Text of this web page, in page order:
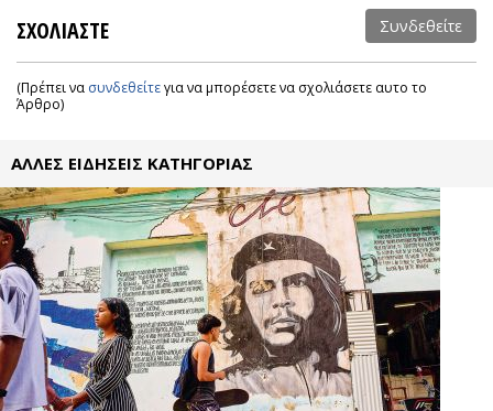
ΣΧΟΛΙΑΣΤΕ Συνδεθείτε
(Πρέπει να συνδεθείτεγια να μπορέσετε να σχολιάσετε αυτο το
Άρθρο)
ΑΛΛΕΣ ΕΙΔΗΣΕΙΣ ΚΑΤΗΓΟΡΙΑΣ